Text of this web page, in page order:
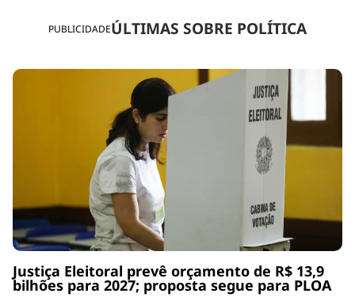
PUBLICIDADEÚLTIMAS SOBRE POLÍTICA
Justiça Eleitoral prevê orçamento de R$ 13,9
bilhões para 2027; proposta segue para PLOA